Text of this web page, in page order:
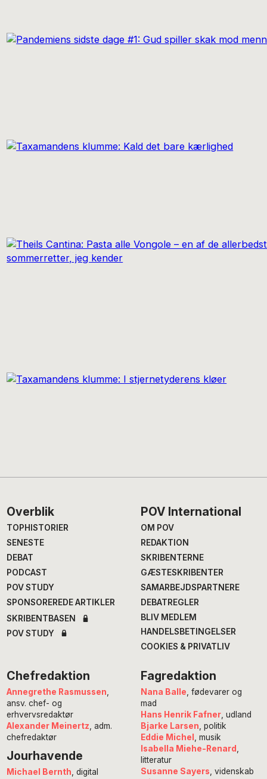
Footer
Overblik
TOPHISTORIER
SENESTE
DEBAT
PODCAST
POV STUDY
SPONSOREREDE ARTIKLER
SKRIBENTBASEN
POV STUDY
POV International
OM POV
REDAKTION
SKRIBENTERNE
GÆSTESKRIBENTER
SAMARBEJDSPARTNERE
DEBATREGLER
BLIV MEDLEM
HANDELSBETINGELSER
COOKIES & PRIVATLIV
Chefredaktion
Annegrethe Rasmussen
ansv. chef- og
erhvervsredaktør
Alexander Meinertz , adm.
chefredaktør
Jourhavende
Michael Bernth , digital
Fagredaktion
Nana Balle , fødevarer og
mad
Hans Henrik Fafner, udland
Bjarke Larsen , politik
Eddie Michel
, musik
Isabella Miehe-Renard
litteratur
Susanne Sayers , videnskab